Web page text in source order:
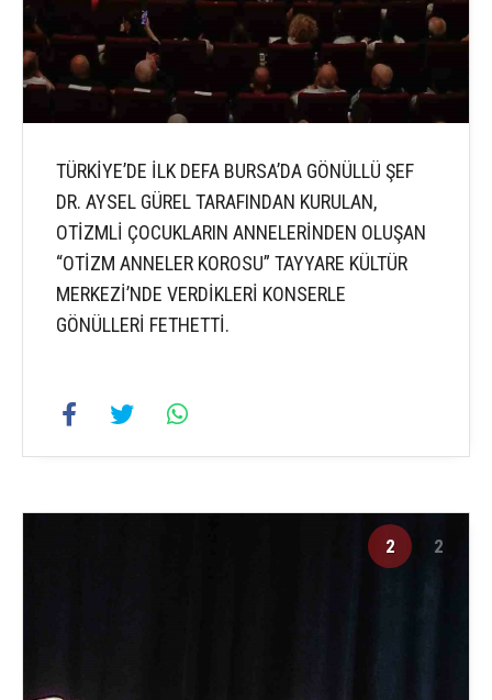
TÜRKİYE’DE İLK DEFA BURSA’DA GÖNÜLLÜ ŞEF
DR. AYSEL GÜREL TARAFINDAN KURULAN,
OTİZMLİ ÇOCUKLARIN ANNELERİNDEN OLUŞAN
“OTİZM ANNELER KOROSU” TAYYARE KÜLTÜR
MERKEZİ’NDE VERDİKLERİ KONSERLE
GÖNÜLLERİ FETHETTİ.
2 2